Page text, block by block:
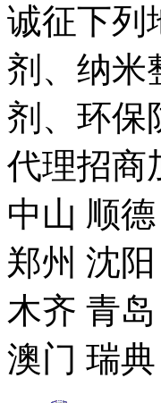
诚征下列
剂、纳米
剂、环保
代理招商
中山 顺
郑州 沈
木齐 青
澳门 瑞